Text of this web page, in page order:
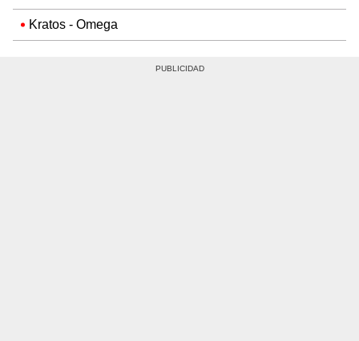
Kratos - Omega